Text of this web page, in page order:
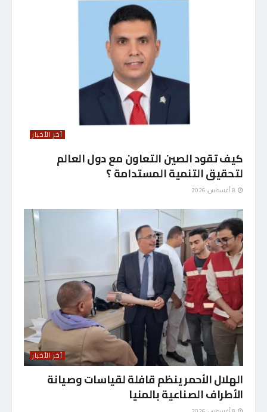
آخر الأخبار
كيف تقود الصين التعاون مع دول العالم
لتحقيق التنمية المستدامة ؟
آخر الأخبار
الهلال الأحمر ينظم قافلة لقياسات وصيانة
الأطراف الصناعية بالمنيا